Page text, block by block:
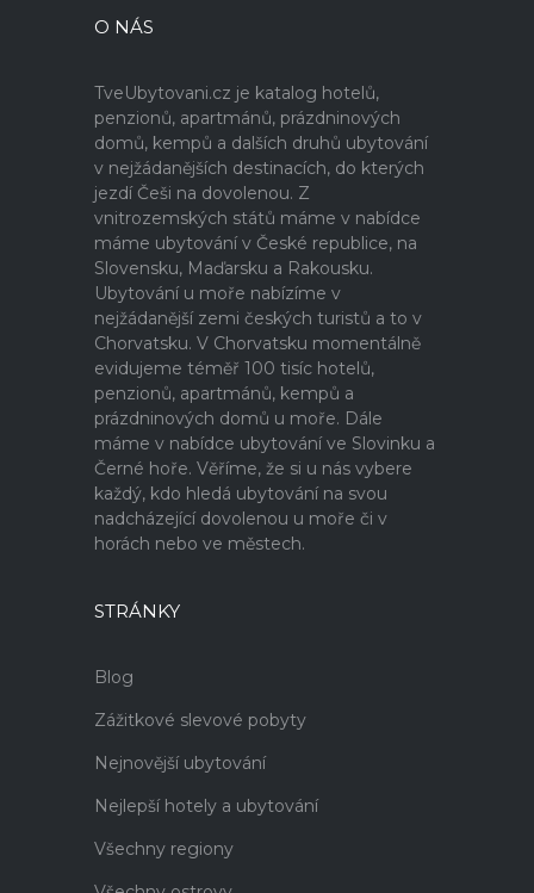
O NÁS
TveUbytovani.cz je katalog hotelů,
penzionů, apartmánů, prázdninových
domů, kempů a dalších druhů ubytování
v nejžádanějších destinacích, do kterých
jezdí Češi na dovolenou. Z
vnitrozemských států máme v nabídce
máme ubytování v České republice, na
Slovensku, Maďarsku a Rakousku.
Ubytování u moře nabízíme v
nejžádanější zemi českých turistů a to v
Chorvatsku. V Chorvatsku momentálně
evidujeme téměř 100 tisíc hotelů,
penzionů, apartmánů, kempů a
prázdninových domů u moře. Dále
máme v nabídce ubytování ve Slovinku a
Černé hoře. Věříme, že si u nás vybere
každý, kdo hledá ubytování na svou
nadcházející dovolenou u moře či v
horách nebo ve městech.
STRÁNKY
Blog
Zážitkové slevové pobyty
Nejnovější ubytování
Nejlepší hotely a ubytování
Všechny regiony